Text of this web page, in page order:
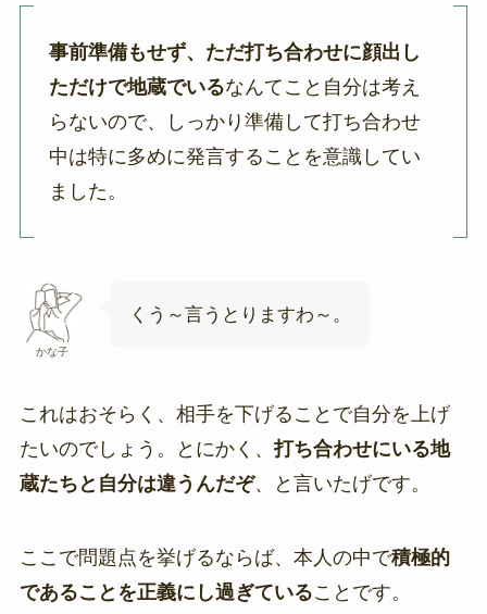
事前準備もせず、ただ打ち合わせに顔出し
ただけで地蔵でいるなんてこと自分は考え
らないので、しっかり準備して打ち合わせ
中は特に多めに発言することを意識してい
ました。
かな子
くう～言うとりますわ～。
これはおそらく、相手を下げることで自分を上げ
たいのでしょう。とにかく、打ち合わせにいる地
蔵たちと自分は違うんだぞ、と言いたげです。
ここで問題点を挙げるならば、本人の中で積極的
であることを正義にし過ぎていることです。